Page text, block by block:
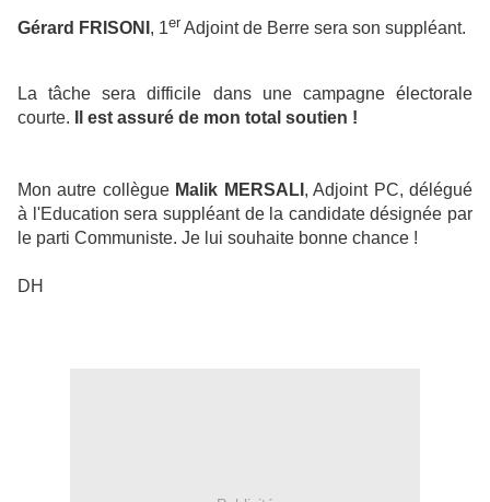
Gérard FRISONI , 1er Adjoint de Berre sera son suppléant.
La tâche sera difficile dans une campagne électorale
courte.
Il est assuré de mon total soutien !
Mon autre collègue Malik MERSALI , Adjoint PC, délégué
à l'Education sera suppléant de la candidate désignée par
le parti Communiste. Je lui souhaite bonne chance !
DH